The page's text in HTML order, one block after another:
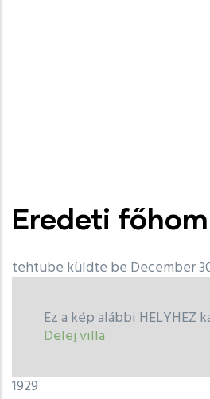
Eredeti
tehtube küldte be December
Ez a kép alábbi HELYHEZ
Delej villa
1929